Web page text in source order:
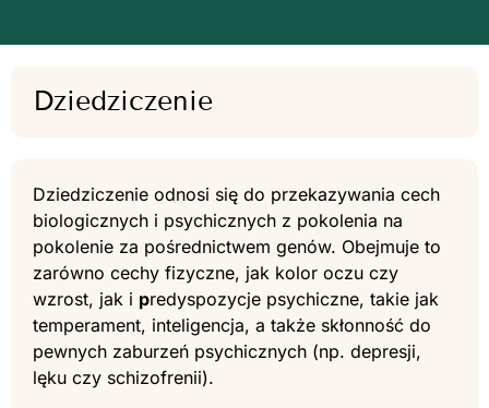
Dziedziczenie
Dziedziczenie odnosi się do przekazywania cech
biologicznych i psychicznych z pokolenia na
pokolenie za pośrednictwem genów. Obejmuje to
zarówno cechy fizyczne, jak kolor oczu czy
wzrost, jak i predyspozycje psychiczne, takie jak
temperament, inteligencja, a także skłonność do
pewnych zaburzeń psychicznych (np. depresji,
lęku czy schizofrenii).